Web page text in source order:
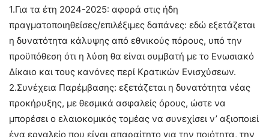
1.Για τα έτη 2024-2025: αφορά στις ήδη
πραγματοποιηθείσες/επιλέξιμες δαπάνες: εδώ εξετάζεται
η δυνατότητα κάλυψης από εθνικούς πόρους, υπό την
προϋπόθεση ότι η λύση θα είναι συμβατή με το Ενωσιακό
Δίκαιο και τους κανόνες περί Κρατικών Ενισχύσεων.
2.Συνέχεια Παρέμβασης: εξετάζεται η δυνατότητα νέας
προκήρυξης, με θεσμικά ασφαλείς όρους, ώστε να
μπορέσει ο ελαιοκομικός τομέας να συνεχίσει ν’ αξιοποιεί
ένα εργαλείο που είναι απαραίτητο για την ποιότητα, την